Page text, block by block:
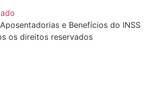
e Benefícios do INSS
os direitos reservados